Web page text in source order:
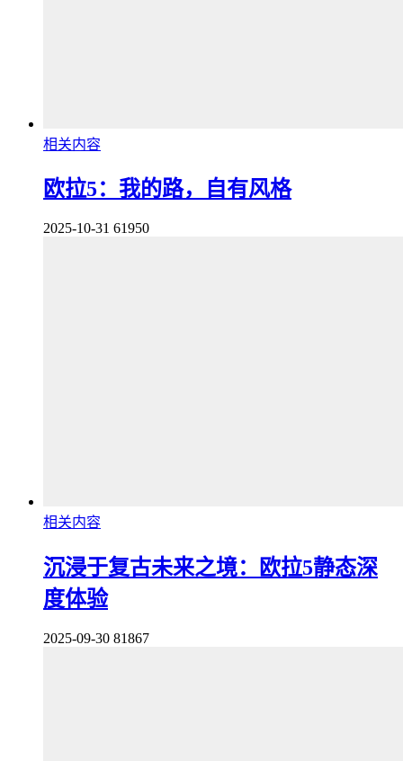
相关内容
欧拉5：我的路，自有风格
2025-10-31 61950
相关内容
沉浸于复古未来之境：欧拉5静态深
度体验
2025-09-30 81867